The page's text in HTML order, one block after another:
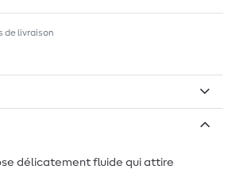
de livraison
délicatement fluide qui attire